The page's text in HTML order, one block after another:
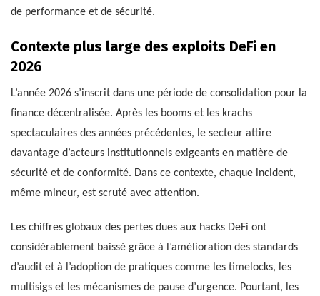
de performance et de sécurité.
Contexte plus large des exploits DeFi en
2026
L’année 2026 s’inscrit dans une période de consolidation pour la
finance décentralisée. Après les booms et les krachs
spectaculaires des années précédentes, le secteur attire
davantage d’acteurs institutionnels exigeants en matière de
sécurité et de conformité. Dans ce contexte, chaque incident,
même mineur, est scruté avec attention.
Les chiffres globaux des pertes dues aux hacks DeFi ont
considérablement baissé grâce à l’amélioration des standards
d’audit et à l’adoption de pratiques comme les timelocks, les
multisigs et les mécanismes de pause d’urgence. Pourtant, les